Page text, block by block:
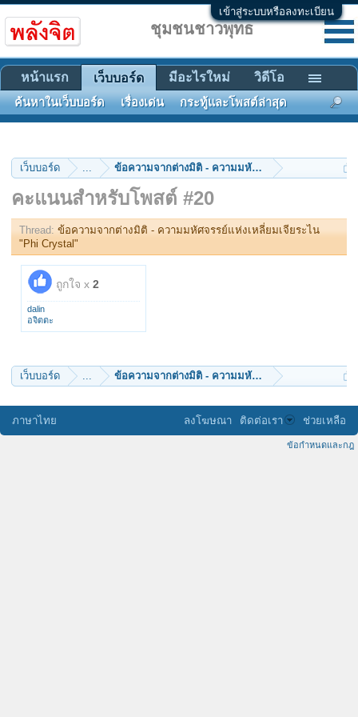
เข้าสู่ระบบหรือลงทะเบียน
เว็บบอร์ด ... ข้อความจากต่างมิติ - ความมหัศจรรย์แห่งเหลี่ยมเจียร
คะแนนสำหรับโพสต์ #20
Thread: ข้อความจากต่างมิติ - ความมหัศจรรย์แห่งเหลี่ยมเจียระไน
"Phi Crystal"
ถูกใจ x 2
dalin
อจิตตะ
เว็บบอร์ด ... ข้อความจากต่างมิติ - ความมหัศจรรย์แห่งเหลี่ยมเจียร
ชุมชนชาวพุทธ
หน้าแรก เว็บบอร์ด
ค้นหาในเว็บบอร์ด เรื่องเด่น กระทู้และโพสต์ล่าสุด
มีอะไรใหม่ วิดีโอ
ภาษาไทย ลงโฆษณา ติดต่อเรา ช่วยเหลือ
ข้อกำหนดและกฎ